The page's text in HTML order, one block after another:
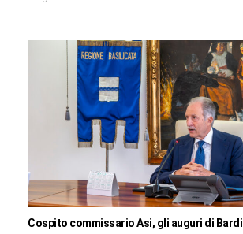
Cospito commissario Asi, gli auguri di Bardi